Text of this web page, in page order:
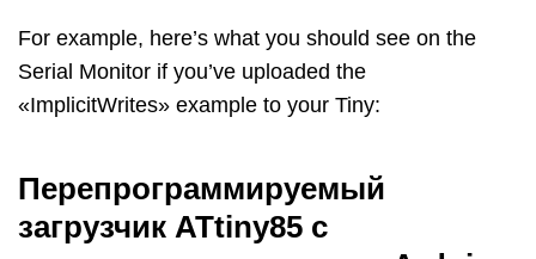
For example, here’s what you should see on the
Serial Monitor if you’ve uploaded the
«ImplicitWrites» example to your Tiny:
Перепрограммируемый
загрузчик ATtiny85 с